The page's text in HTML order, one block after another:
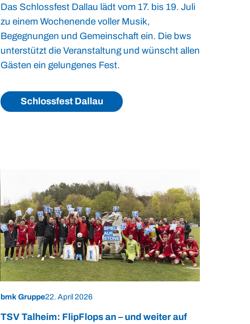
Das Schlossfest Dallau lädt vom 17. bis 19. Juli
zu einem Wochenende voller Musik,
Begegnungen und Gemeinschaft ein. Die bws
unterstützt die Veranstaltung und wünscht allen
Gästen ein gelungenes Fest.
Schlossfest Dallau
bmk Gruppe22. April 2026
TSV Talheim: FlipFlops an – und weiter auf